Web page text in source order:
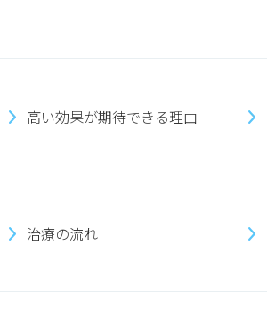
高い効果が期待できる理由
治療の流れ